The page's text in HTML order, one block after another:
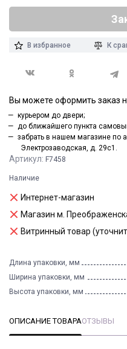
Артикул: F7458
Наличие
Интернет-магазин
Магазин м.
Витринный товар
Длина упаковки, мм
Ширина упаковки, мм
Высота упаковки, мм
В избранное К
Вы можете оформить заказ
курьером до двери;
до ближайшего пункта
забрать в нашем магазине по
Электрозаводская, д. 29с1.
ОПИСАНИЕ ТОВАРАОТЗЫВЫ